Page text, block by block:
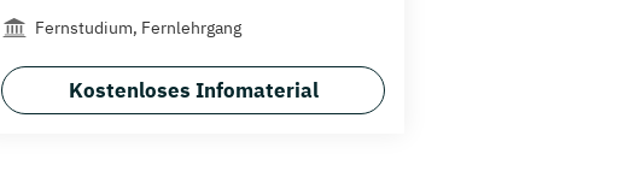
Fernstudium, Fernlehrgang
Kostenloses Infomaterial